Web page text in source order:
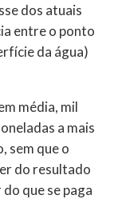
dos atuais
entre o ponto
da água)
média, mil
a mais
sem que o
do resultado
que se paga